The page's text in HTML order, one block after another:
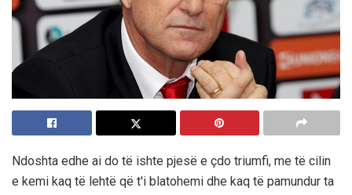
Ndoshta edhe ai do të ishte pjesë e çdo triumfi, me të cilin
e kemi kaq të lehtë që t'i blatohemi dhe kaq të pamundur ta